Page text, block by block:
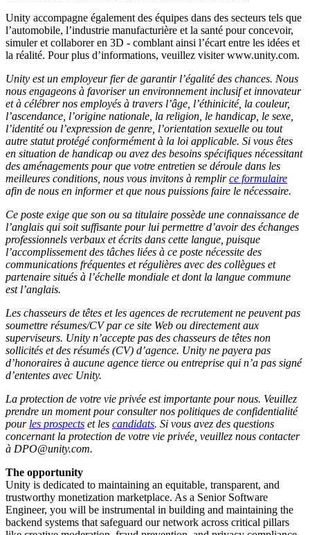
Unity accompagne également des équipes dans des secteurs tels que
l’automobile, l’industrie manufacturière et la santé pour concevoir,
simuler et collaborer en 3D - comblant ainsi l’écart entre les idées et
la réalité. Pour plus d’informations, veuillez visiter www.unity.com.
Unity est un employeur fier de garantir l’égalité des chances. Nous
nous engageons à favoriser un environnement inclusif et innovateur
et à célébrer nos employés à travers l’âge, l’éthinicité, la couleur,
l’ascendance, l’origine nationale, la religion, le handicap, le sexe,
l’identité ou l’expression de genre, l’orientation sexuelle ou tout
autre statut protégé conformément à la loi applicable. Si vous êtes
en situation de handicap ou avez des besoins spécifiques nécessitant
des aménagements pour que votre entretien se déroule dans les
meilleures conditions, nous vous invitons à remplirce formulaire
afin de nous en informer et que nous puissions faire le nécessaire.
Ce poste exige que son ou sa titulaire possède une connaissance de
l’anglais qui soit suffisante pour lui permettre d’avoir des échanges
professionnels verbaux et écrits dans cette langue, puisque
l’accomplissement des tâches liées à ce poste nécessite des
communications fréquentes et régulières avec des collègues et
partenaire situés à l’échelle mondiale et dont la langue commune
est l’anglais.
Les chasseurs de têtes et les agences de recrutement ne peuvent pas
soumettre résumes/CV par ce site Web ou directement aux
superviseurs. Unity n’accepte pas des chasseurs de têtes non
sollicités et des résumés (CV) d’agence. Unity ne payera pas
d’honoraires à aucune agence tierce ou entreprise qui n’a pas signé
d’ententes avec Unity.
La protection de votre vie privée est importante pour nous. Veuillez
prendre un moment pour consulter nos politiques de confidentialité
pour les prospects et les candidats. Si vous avez des questions
concernant la protection de votre vie privée, veuillez nous contacter
à DPO@unity.com.
The opportunity
Unity is dedicated to maintaining an equitable, transparent, and
trustworthy monetization marketplace. As a Senior Software
Engineer, you will be instrumental in building and maintaining the
backend systems that safeguard our network across critical pillars